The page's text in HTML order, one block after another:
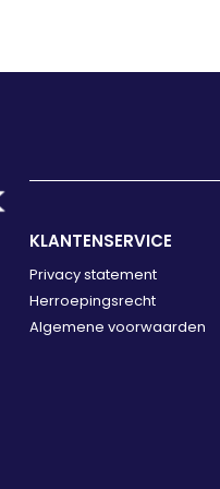
KLANTENSERVICE
Privacy statement
Herroepingsrecht
Algemene voorwaarden